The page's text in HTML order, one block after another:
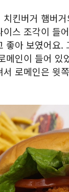
킨버거 햄버
이스 조각이 들
좋아 보였어요.
메인이 들어 있
로메인은 윗